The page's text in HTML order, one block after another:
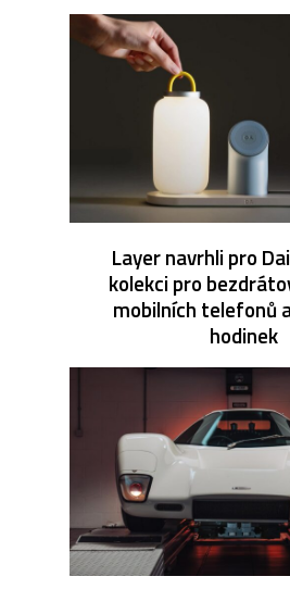
Layer navrhli pro
kolekci pro
mobilních telefonů
hodinek